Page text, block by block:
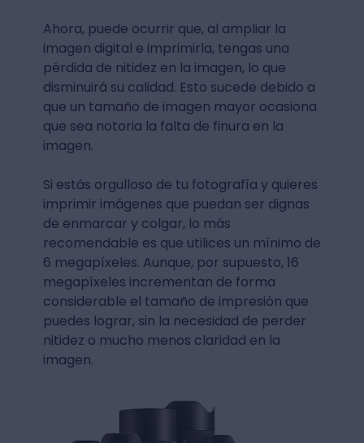
Ahora, puede ocurrir que, al ampliar la
imagen digital e imprimirla, tengas una
pérdida de nitidez en la imagen, lo que
disminuirá su calidad. Esto sucede debido a
que un tamaño de imagen mayor ocasiona
que sea notoria la falta de finura en la
imagen.
Si estás orgulloso de tu fotografía y quieres
imprimir imágenes que puedan ser dignas
de enmarcar y colgar, lo más
recomendable es que utilices un mínimo de
6 megapíxeles. Aunque, por supuesto, 16
megapíxeles incrementan de forma
considerable el tamaño de impresión que
puedes lograr, sin la necesidad de perder
nitidez o mucho menos claridad en la
imagen.